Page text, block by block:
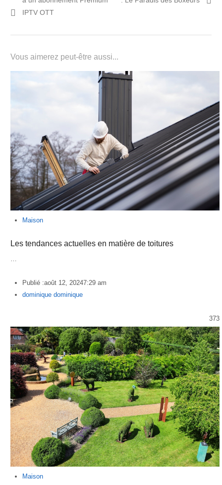
l’article
IPTV OTT
Vous aimerez peut-être aussi...
Maison
Les tendances actuelles en matière de toitures
…
Publié :août 12, 20247:29 am
Author
dominique dominique
373
Maison